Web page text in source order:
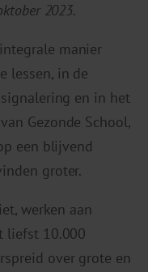
2023.
manier
lessen, in de
en in het
Gezonde School,
een blijvend
groter.
werken aan
liefst 10.000
over grote en